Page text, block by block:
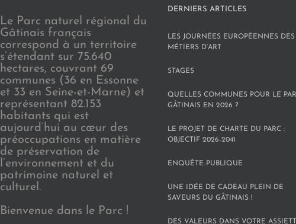
Le Parc naturel régional du
Gâtinais français
correspond à un territoire
s’étendant sur 75.640
hectares, couvrant 69
communes (36 en Essonne
et 33 en Seine-et-Marne) et
représentant 82.153
habitants qui est
aujourd’hui au cœur des
préoccupations en matière
de préservation de
l’environnement et du
patrimoine naturel et
culturel.
Bienvenue dans le Parc !
DERNIERS ARTICLES
LES JOURNÉES EUROPÉENNES DES
MÉTIERS D’ART
STAGES
QUELLES COMMUNES POUR LE
GÂTINAIS EN 2026 ?
LE PROJET DE CHARTE DU PARC :
OBJECTIF 2026-2041
ENQUÊTE PUBLIQUE
UNE IDÉE DE CADEAU PLEIN DE
SAVEURS DU GÂTINAIS !
DES VALEURS DANS VOTRE